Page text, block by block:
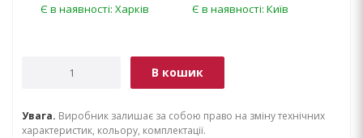
Є в наявності: Харків Є в наявності: Київ
В кошик
Увага. Виробник залишає за собою право на зміну технічних
характеристик, кольору, комплектації.